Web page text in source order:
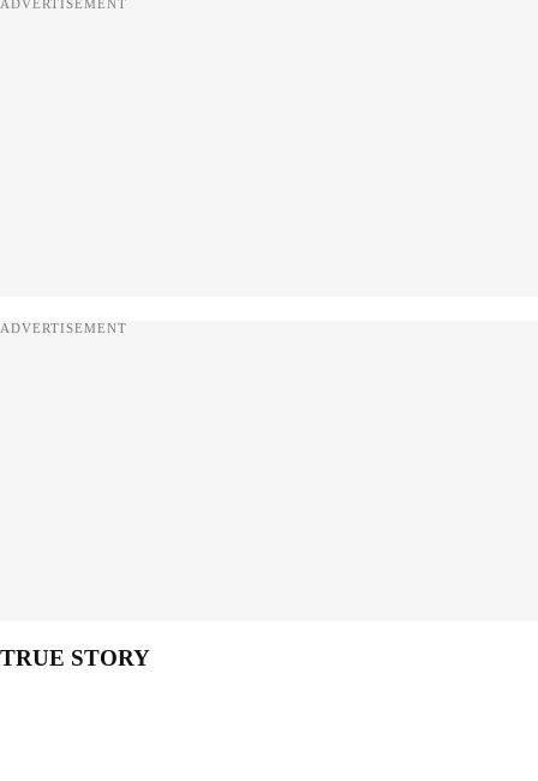
ADVERTISEMENT
ADVERTISEMENT
TRUE STORY